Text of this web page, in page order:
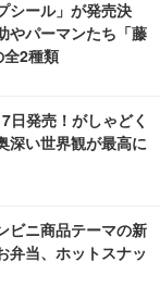
シール」が発売決
やパーマンたち「藤
全2種類
日発売！がしゃどく
深い世界観が最高に
ビニ商品テーマの新
弁当、ホットスナッ